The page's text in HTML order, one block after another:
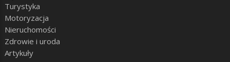
Turystyka
Motoryzacja
Nieruchomości
Zdrowie i uroda
Artykuły